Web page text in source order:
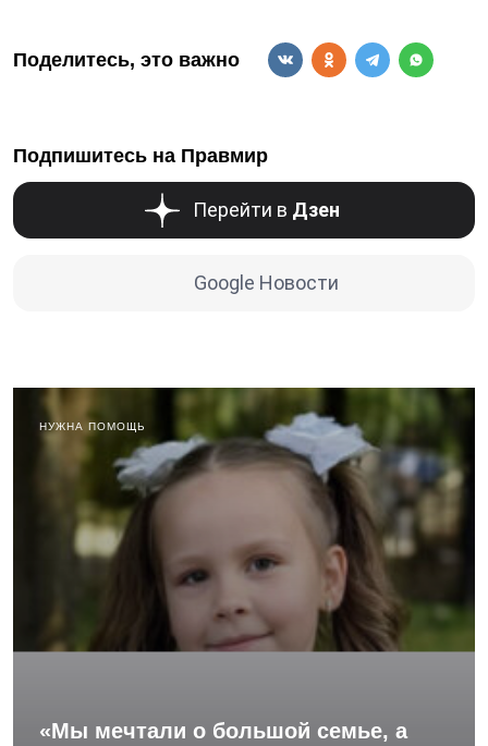
Поделитесь, это важно
Подпишитесь на Правмир
Перейти в Дзен
Google Новости
НУЖНА ПОМОЩЬ
«Мы мечтали о большой семье, а